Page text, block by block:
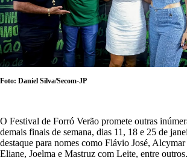
Foto: Daniel Silva/Secom-JP
O Festival de Forró Verão promete outras
demais finais de semana, dias 11, 18 e 25 de
destaque para nomes como Flávio José,
Eliane, Joelma e Mastruz com Leite, entre outros.